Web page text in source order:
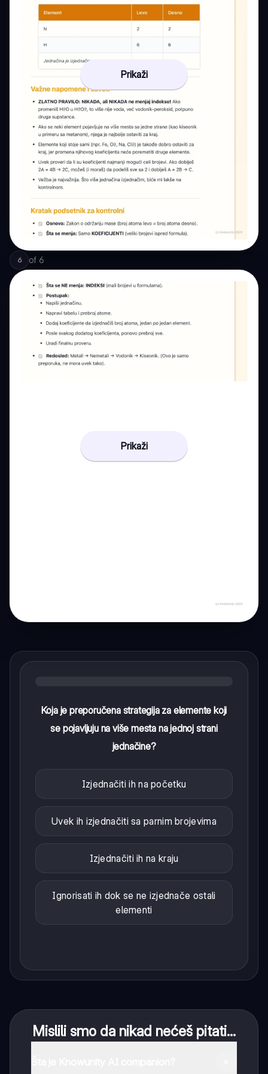
Prikaži
6 of 6
Prikaži
Koja je preporučena strategija za elemente koji
se pojavljuju na više mesta na jednoj strani
jednačine?
Izjednačiti ih na početku
Uvek ih izjednačiti sa parnim brojevima
Izjednačiti ih na kraju
Ignorisati ih dok se ne izjednače ostali
elementi
Mislili smo da nikad nećeš pitati...